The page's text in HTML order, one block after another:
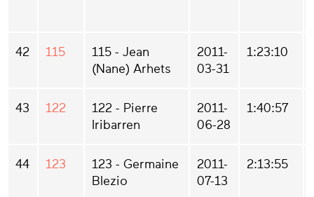
42 115
115 - Jean
(Nane) Arhets
2011-
03-31
1:23:10
43 122
122 - Pierre
Iribarren
2011-
06-28
1:40:57
44 123
123 - Germaine
Blezio
2011-
07-13
2:13:55